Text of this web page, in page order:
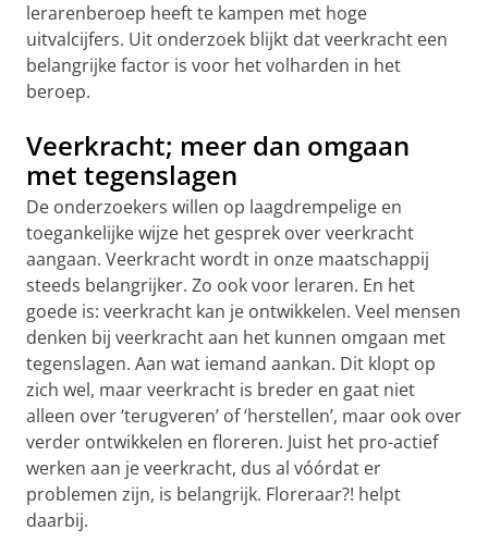
lerarenberoep heeft te kampen met hoge
uitvalcijfers. Uit onderzoek blijkt dat veerkracht een
belangrijke factor is voor het volharden in het
beroep.
Veerkracht; meer dan omgaan
met tegenslagen
De onderzoekers willen op laagdrempelige en
toegankelijke wijze het gesprek over veerkracht
aangaan. Veerkracht wordt in onze maatschappij
steeds belangrijker. Zo ook voor leraren. En het
goede is: veerkracht kan je ontwikkelen. Veel mensen
denken bij veerkracht aan het kunnen omgaan met
tegenslagen. Aan wat iemand aankan. Dit klopt op
zich wel, maar veerkracht is breder en gaat niet
alleen over ‘terugveren’ of ‘herstellen’, maar ook over
verder ontwikkelen en floreren. Juist het pro-actief
werken aan je veerkracht, dus al vóórdat er
problemen zijn, is belangrijk. Floreraar?! helpt
daarbij.